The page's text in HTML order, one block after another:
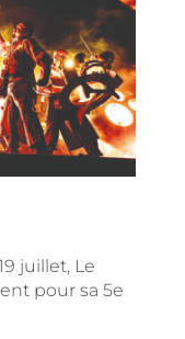
juillet, Le
pour sa 5e